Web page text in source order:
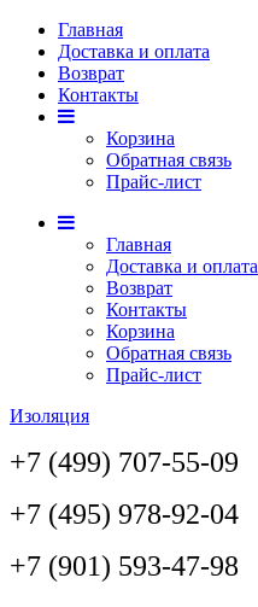
Главная
Доставка и оплата
Возврат
Контакты
Корзина
Обратная связь
Прайс-лист
Главная
Доставка и оплата
Возврат
Контакты
Корзина
Обратная связь
Прайс-лист
Изоляция
+7 (499) 707-55-09
+7 (495) 978-92-04
+7 (901) 593-47-98